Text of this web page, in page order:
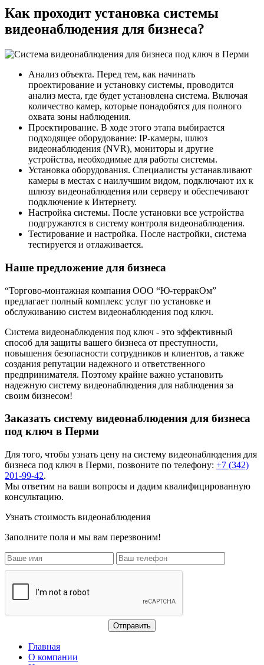
Как проходит установка системы
видеонаблюдения для бизнеса?
Анализ объекта. Перед тем, как начинать
проектирование и установку системы, проводится
анализ места, где будет установлена система. Включая
количество камер, которые понадобятся для полного
охвата зоны наблюдения.
Проектирование. В ходе этого этапа выбирается
подходящее оборудование: IP-камеры, шлюз
видеонаблюдения (NVR), мониторы и другие
устройства, необходимые для работы системы.
Установка оборудования. Специалисты устанавливают
камеры в местах с наилучшим видом, подключают их к
шлюзу видеонаблюдения или серверу и обеспечивают
подключение к Интернету.
Настройка системы. После установки все устройства
подгружаются в систему контроля видеонаблюдения.
Тестирование и настройка. После настройки, система
тестируется и отлаживается.
Наше предложение для бизнеса
“Торгово-монтажная компания ООО “Ю-терракОм”
предлагает полный комплекс услуг по установке и
обслуживанию систем видеонаблюдения под ключ.
Система видеонаблюдения под ключ - это эффективный
способ для защиты вашего бизнеса от преступности,
повышения безопасности сотрудников и клиентов, а также
создания репутации надежного и ответственного
предпринимателя. Поэтому крайне важно установить
надежную систему видеонаблюдения для наблюдения за
своим бизнесом!
Заказать систему видеонаблюдения для бизнеса
под ключ в Перми
Для того, чтобы узнать цену на систему видеонаблюдения для
бизнеса под ключ в Перми, позвоните по телефону: +7 (342)
201-99-42.
Мы ответим на ваши вопросы и дадим квалифицированную
консультацию.
Узнать стоимость видеонаблюдения
Заполните поля и мы вам перезвоним!
Главная
О компании